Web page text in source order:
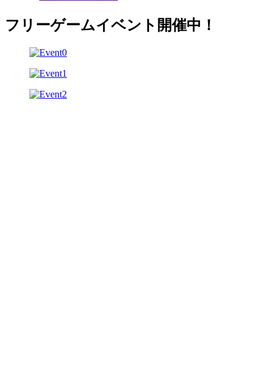
フリーゲームイベント開催中！